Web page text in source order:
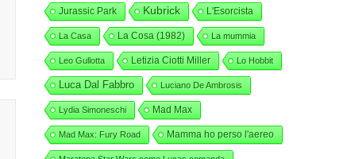
Jurassic Park Kubrick L'Esorcista
La Casa La Cosa (1982) La mummia
Leo Gullotta Letizia Ciotti Miller Lo Hobbit
Luca Dal Fabbro Luciano De Ambrosis
Lydia Simoneschi Mad Max
Mad Max: Fury Road Mamma ho perso l'aereo